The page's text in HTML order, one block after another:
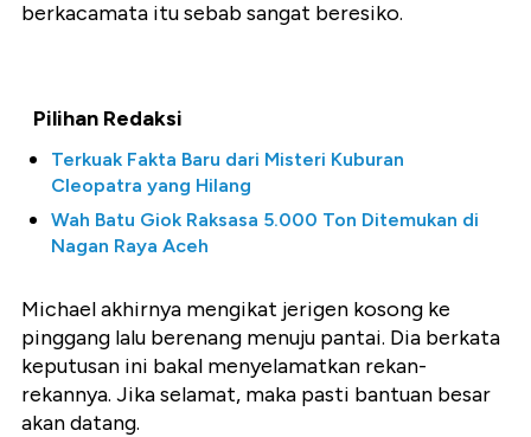
berkacamata itu sebab sangat beresiko.
Pilihan Redaksi
Terkuak Fakta Baru dari Misteri Kuburan
Cleopatra yang Hilang
Wah Batu Giok Raksasa 5.000 Ton Ditemukan di
Nagan Raya Aceh
Michael akhirnya mengikat jerigen kosong ke
pinggang lalu berenang menuju pantai. Dia berkata
keputusan ini bakal menyelamatkan rekan-
rekannya. Jika selamat, maka pasti bantuan besar
akan datang.